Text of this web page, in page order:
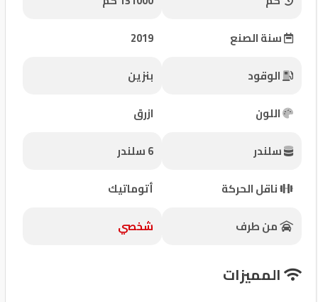
مميزة
إتصل
بنا
المنتدى
كيو
نمبر
كيو
كارز
سنة الصنع
2019
الوقود
بنزين
اللون
ازرق
سلندر
6 سلندر
ناقل الحركة
أتوماتيك
من طرف
شخصي
المميزات